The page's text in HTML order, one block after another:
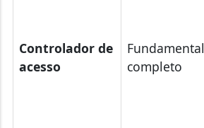
Controlador de
acesso
Fundamental
completo